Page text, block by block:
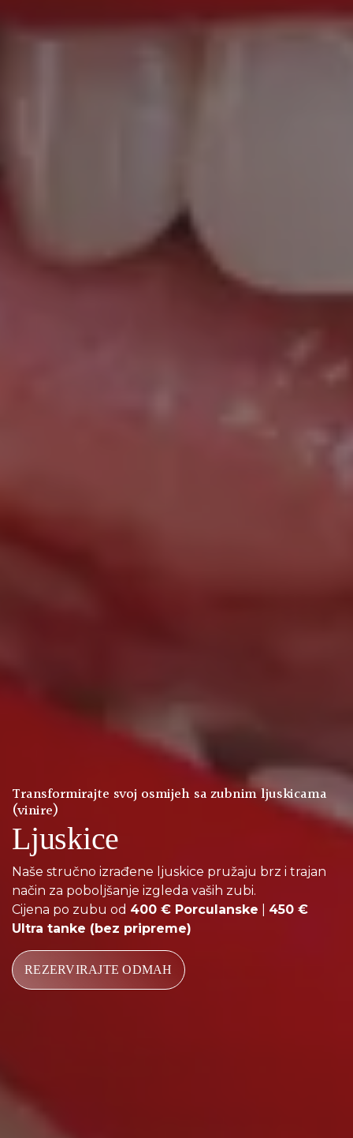
Transformirajte svoj osmijeh sa zubnim ljuskicama
(vinire)
Ljuskice
Naše stručno izrađene ljuskice pružaju brz i trajan
način za poboljšanje izgleda vaših zubi.
Cijena po zubu od 400 € Porculanske
450 €
Ultra tanke (bez pripreme)
REZERVIRAJTE ODMAH